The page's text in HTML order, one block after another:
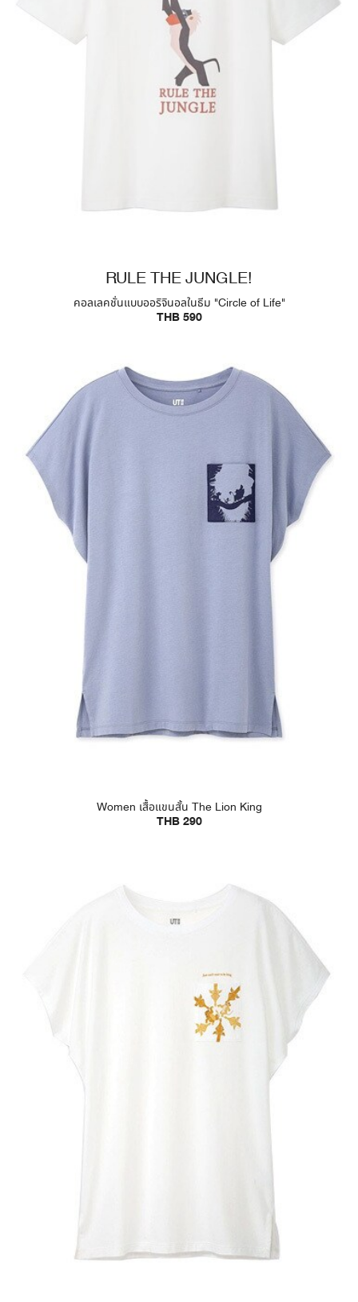
RULE THE JUNGLE!
คอลเลคชั่นแบบออริจินอลในธีม "Circle of Life"
THB 590
Women เสื้อแขนสั้น The Lion King
THB 290